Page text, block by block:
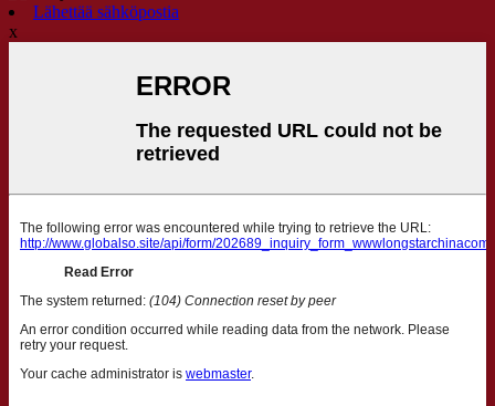
Lähettää sähköpostia
x